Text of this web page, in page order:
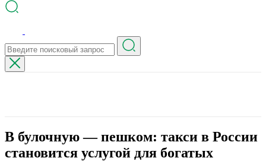
В булочную — пешком: такси в России
становится услугой для богатых